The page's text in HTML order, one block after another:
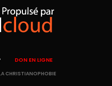
DON EN LIGNE
CHRISTIANOPHOBIE